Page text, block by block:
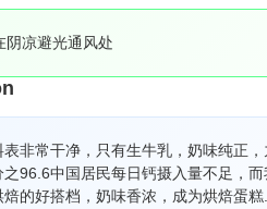
阴凉避光通风处
非常干净，只有生牛乳，奶味纯正
96.6中国居民每日钙摄入量不足，
的好搭档，奶味香浓，成为烘焙蛋